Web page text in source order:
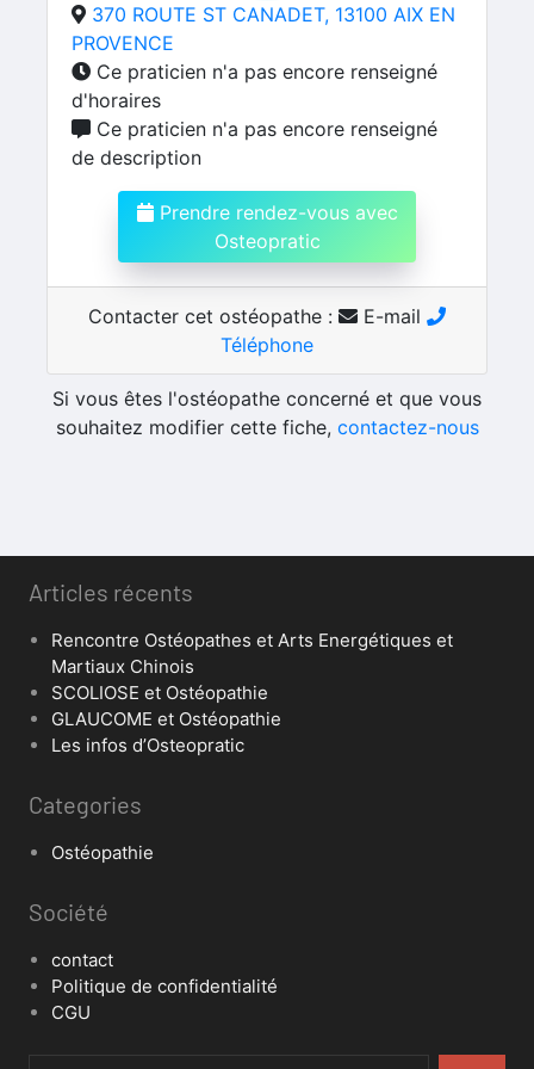
370 ROUTE ST CANADET, 13100 AIX EN
PROVENCE
Ce praticien n'a pas encore renseigné
d'horaires
Ce praticien n'a pas encore renseigné
de description
Prendre rendez-vous avec
Osteopratic
Contacter cet ostéopathe :
E-mail
Téléphone
Si vous êtes l'ostéopathe concerné et que vous
souhaitez modifier cette fiche, contactez-nous
Articles récents
Rencontre Ostéopathes et Arts Energétiques et
Martiaux Chinois
SCOLIOSE et Ostéopathie
GLAUCOME et Ostéopathie
Les infos d’Osteopratic
Categories
Ostéopathie
Société
contact
Politique de confidentialité
CGU